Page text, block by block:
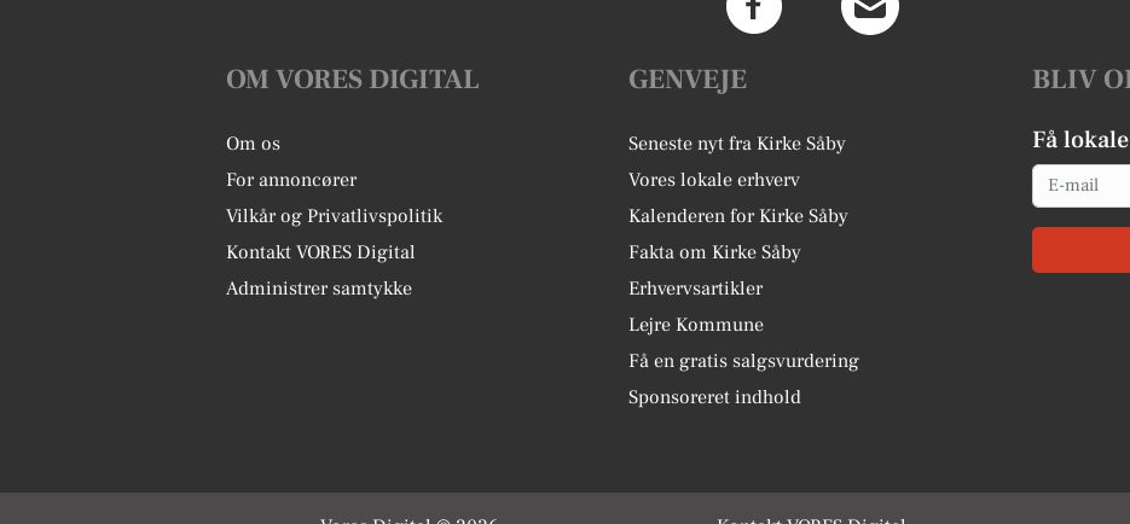
OM VORES DIGITAL
Om os
For annoncører
Vilkår og Privatlivspolitik
Kontakt VORES Digital
Administrer samtykke
GENVEJE
Seneste nyt fra Kirke Såby
Vores lokale erhverv
Kalenderen for Kirke Såby
Fakta om Kirke Såby
Erhvervsartikler
Lejre Kommune
Få en gratis salgsvurdering
Sponsoreret indhold
BLIV
Få
Email